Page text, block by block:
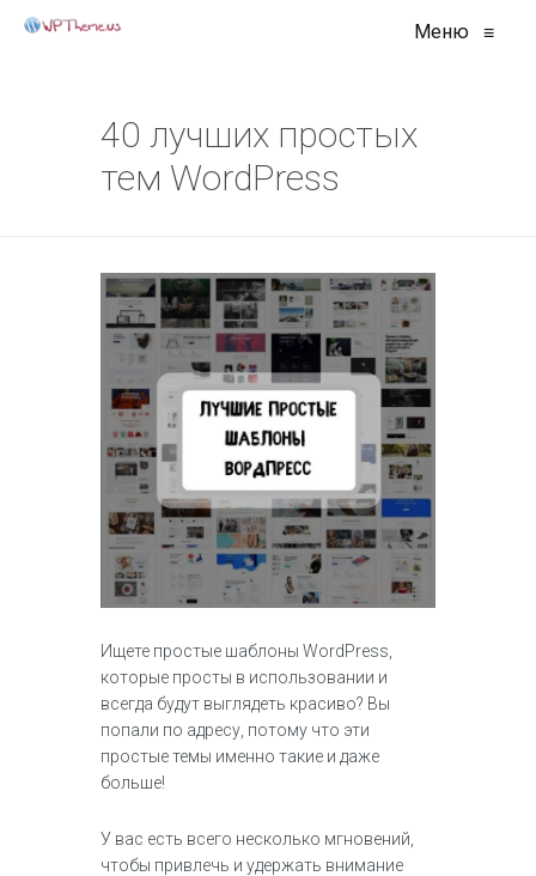
Меню ≡
40 лучших простых
тем WordPress
Ищете простые шаблоны WordPress,
которые просты в использовании и
всегда будут выглядеть красиво? Вы
попали по адресу, потому что эти
простые темы именно такие и даже
больше!
У вас есть всего несколько мгновений,
чтобы привлечь и удержать внимание